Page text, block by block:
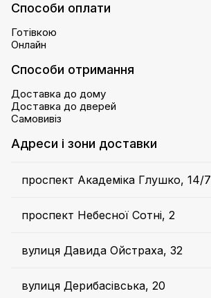
Способи оплати
Готівкою
Онлайн
Способи отримання
Доставка до дому
Доставка до дверей
Самовивіз
Адреси і зони доставки
проспект Академіка Глушко, 14/7
проспект Небесної Сотні, 2
вулиця Давида Ойстраха, 32
вулиця Дерибасівська, 20